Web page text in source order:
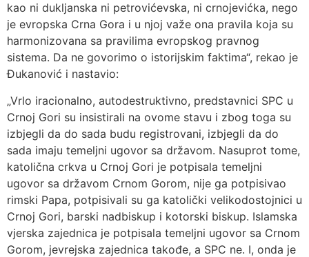
kao ni dukljanska ni petrovićevska, ni crnojevićka, nego
je evropska Crna Gora i u njoj važe ona pravila koja su
harmonizovana sa pravilima evropskog pravnog
sistema. Da ne govorimo o istorijskim faktima“, rekao je
Đukanović i nastavio:
„Vrlo iracionalno, autodestruktivno, predstavnici SPC u
Crnoj Gori su insistirali na ovome stavu i zbog toga su
izbjegli da do sada budu registrovani, izbjegli da do
sada imaju temeljni ugovor sa državom. Nasuprot tome,
katolična crkva u Crnoj Gori je potpisala temeljni
ugovor sa državom Crnom Gorom, nije ga potpisivao
rimski Papa, potpisivali su ga katolički velikodostojnici u
Crnoj Gori, barski nadbiskup i kotorski biskup. Islamska
vjerska zajednica je potpisala temeljni ugovor sa Crnom
Gorom, jevrejska zajednica takođe, a SPC ne. I, onda je